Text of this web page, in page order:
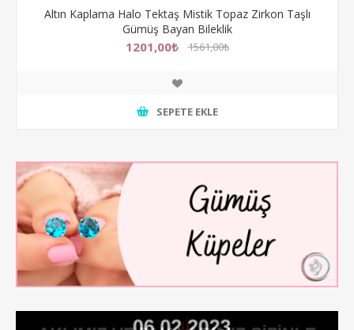
Altın Kaplama Halo Tektaş Mistik Topaz Zirkon Taşlı
Gümüş Bayan Bileklik
1201,00₺ 1561,00₺
SEPETE EKLE